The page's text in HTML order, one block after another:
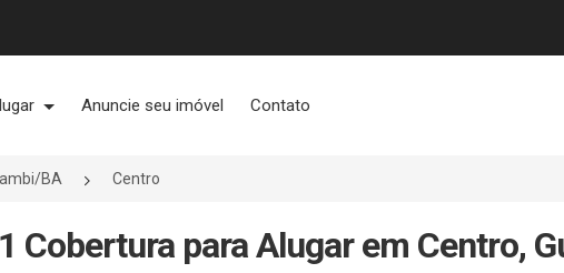
Anuncie seu imóvel Contato
BA Centro
1 Cobertura para Alugar em Centro,